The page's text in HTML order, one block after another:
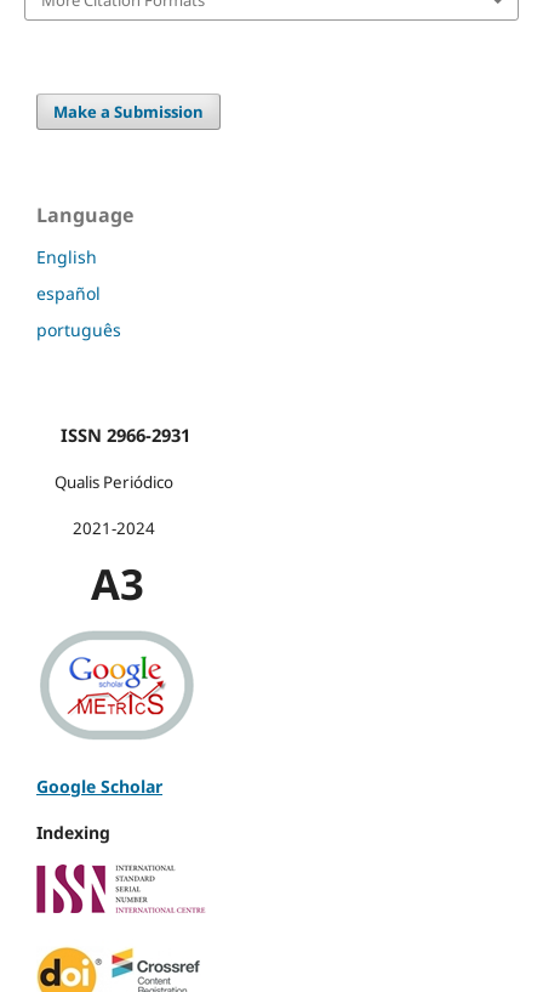
Make a Submission
Language
English
español
português
ISSN 2966-2931
Qualis Periódico
2021-2024
A3
Google Scholar
Indexing